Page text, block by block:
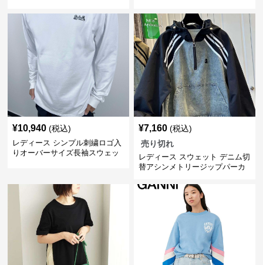
¥10,940 (税込)
レディース シンプル刺繍ロゴ入
りオーバーサイズ長袖スウェッ
¥7,160 (税込)
売り切れ
レディース スウェット デニム切
替アシンメトリージップパーカ